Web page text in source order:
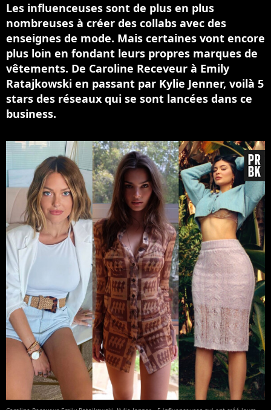
Les influenceuses sont de plus en plus
nombreuses à créer des collabs avec des
enseignes de mode. Mais certaines vont encore
plus loin en fondant leurs propres marques de
vêtements. De Caroline Receveur à Emily
Ratajkowski en passant par Kylie Jenner, voilà 5
stars des réseaux qui se sont lancées dans ce
business.